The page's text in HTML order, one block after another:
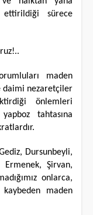
sürece
maden
daimi nezaretçiler
önlemleri
tahtasına
Dursunbeyli,
Ermenek, Şirvan,
onlarca,
kaybeden maden